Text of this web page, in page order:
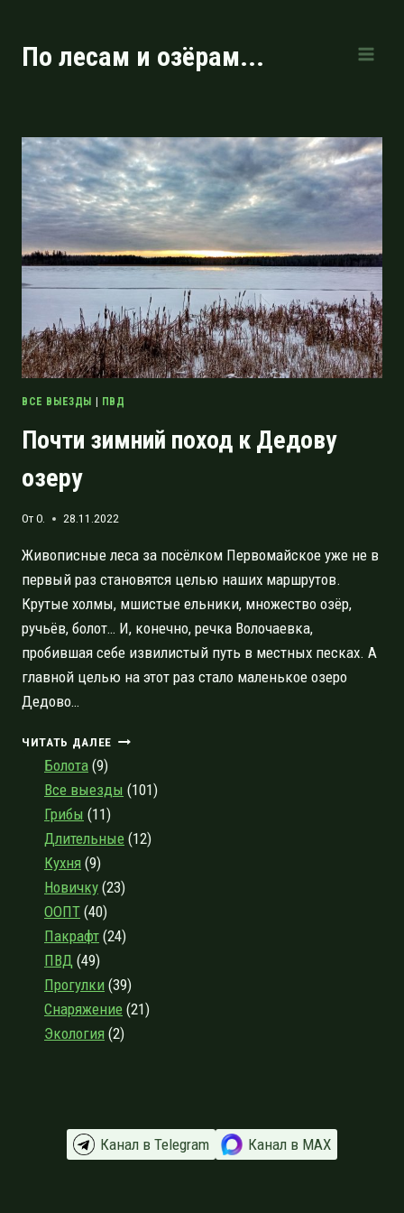
содержимому
По лесам и озёрам...
ВСЕ ВЫЕЗДЫ | ПВД
Почти зимний поход к Дедову
озеру
ОтO. 28.11.2022
Живописные леса за посёлком Первомайское уже не в
первый раз становятся целью наших маршрутов.
Крутые холмы, мшистые ельники, множество озёр,
ручьёв, болот… И, конечно, речка Волочаевка,
пробившая себе извилистый путь в местных песках. А
главной целью на этот раз стало маленькое озеро
Дедово…
ЧИТАТЬ ДАЛЕЕ ПОЧТИ
К
ОЗЕРУ
Болота (9)
Все выезды (101)
Грибы (11)
Длительные (12)
Кухня (9)
Новичку (23)
ООПТ (40)
Пакрафт (24)
ПВД (49)
Прогулки (39)
Снаряжение (21)
Экология (2)
Канал в Telegram Канал в МАХ